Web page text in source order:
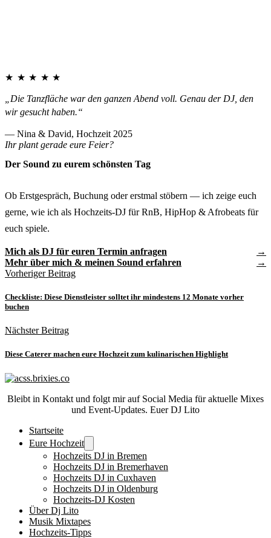
★★★★★
„Die Tanzfläche war den ganzen Abend voll. Genau der DJ, den
wir gesucht haben.“
— Nina & David, Hochzeit 2025
Ihr plant gerade eure Feier?
Der Sound zu eurem schönsten Tag
Ob Erstgespräch, Buchung oder erstmal stöbern — ich zeige euch
gerne, wie ich als Hochzeits-DJ für RnB, HipHop & Afrobeats für
euch spiele.
Mich als DJ für euren Termin anfragen
Mehr über mich & meinen Sound erfahren
Vorheriger Beitrag
Checkliste: Diese Dienstleister solltet ihr mindestens 12 Monate vorher
buchen
Nächster Beitrag
Diese Caterer machen eure Hochzeit zum kulinarischen Highlight
Bleibt in Kontakt und folgt mir auf Social Media für aktuelle Mixes
und Event-Updates. Euer DJ Lito
Startseite
Eure Hochzeit
Hochzeits DJ in Bremen
Hochzeits DJ in Bremerhaven
Hochzeits DJ in Cuxhaven
Hochzeits DJ in Oldenburg
Hochzeits-DJ Kosten
Über Dj Lito
Musik Mixtapes
Hochzeits-Tipps